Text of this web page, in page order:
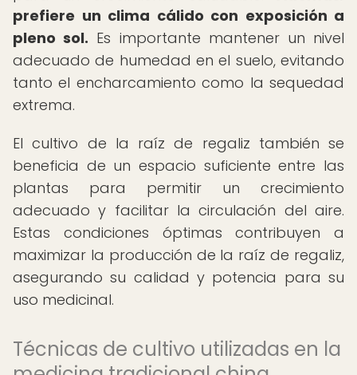
prefiere un clima cálido con exposición a
pleno sol. Es importante mantener un nivel
adecuado de humedad en el suelo, evitando
tanto el encharcamiento como la sequedad
extrema.
El cultivo de la raíz de regaliz también se
beneficia de un espacio suficiente entre las
plantas para permitir un crecimiento
adecuado y facilitar la circulación del aire.
Estas condiciones óptimas contribuyen a
maximizar la producción de la raíz de regaliz,
asegurando su calidad y potencia para su
uso medicinal.
Técnicas de cultivo utilizadas en la